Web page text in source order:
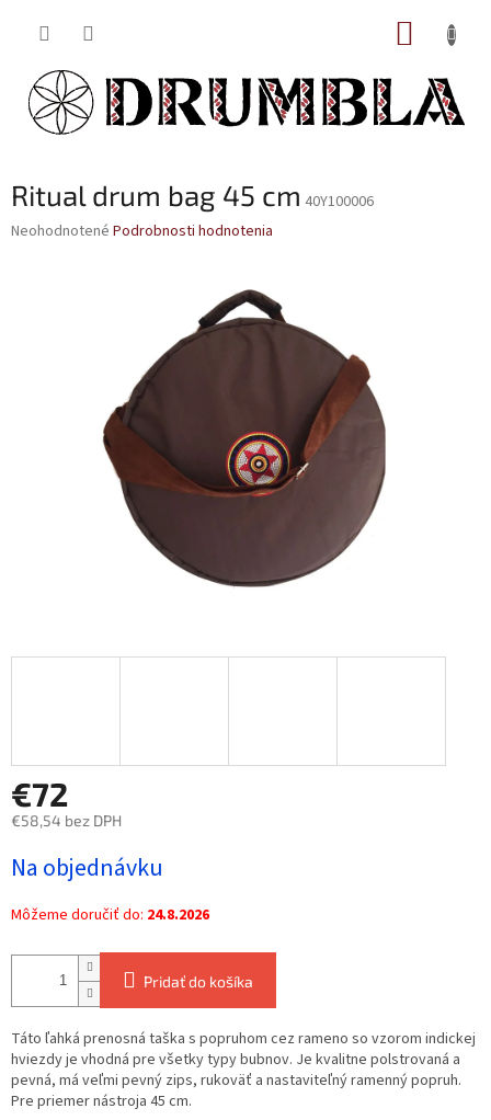
Ritual drum bag 45 cm 40Y100006
Priemerné
Neohodnotené Podrobnosti hodnotenia
€72
€58,54 bez DPH
cena:
Na objednávku
Môžeme doručiť do: 24.8.2026
Pridať do košíka
Táto ľahká prenosná taška s popruhom cez rameno so vzorom indickej
hviezdy je vhodná pre všetky typy bubnov. Je kvalitne polstrovaná a
pevná, má veľmi pevný zips, rukoväť a nastaviteľný ramenný popruh.
Pre priemer nástroja 45 cm.